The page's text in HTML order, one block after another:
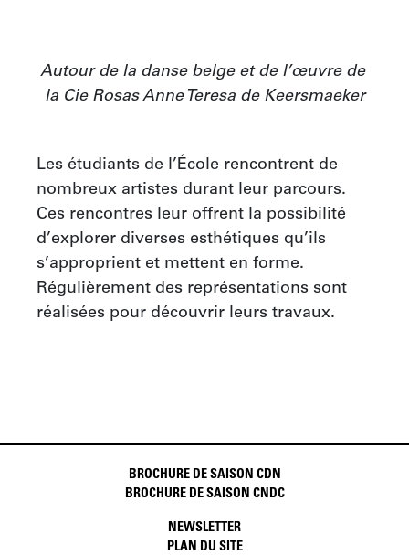
Autour de la danse belge et de l’œuvre de
la Cie Rosas Anne Teresa de Keersmaeker
Les étudiants de l’École rencontrent de
nombreux artistes durant leur parcours.
Ces rencontres leur offrent la possibilité
d’explorer diverses esthétiques qu’ils
s’approprient et mettent en forme.
Régulièrement des représentations sont
réalisées pour découvrir leurs travaux.
BROCHURE DE SAISON CDN
BROCHURE DE SAISON CNDC
NEWSLETTER
PLAN DU SITE